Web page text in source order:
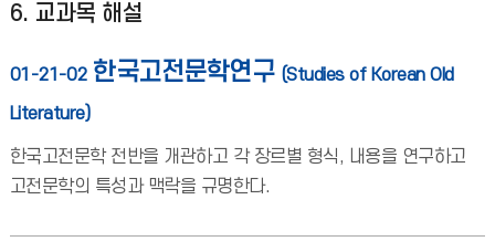
6. 교과목 해설
01-21-02 한국고전문학연구 (Studies of Korean Old
Literature)
한국고전문학 전반을 개관하고 각 장르별 형식, 내용을 연구하고
고전문학의 특성과 맥락을 규명한다.